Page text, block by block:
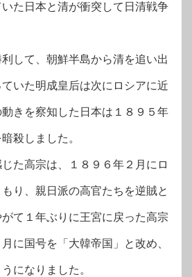
た日本と清が衝突して日清戦争
して、朝鮮半島から清を追い出
いた明成皇后は次にロシアに近
きを察知した日本は１８９５年
殺しました。
た高宗は、１８９６年２月にロ
り、親日派の高官たちを逆賊と
て１年ぶりに王宮に戻った高宗
に国号を「大韓帝国」と改め、
になりました。